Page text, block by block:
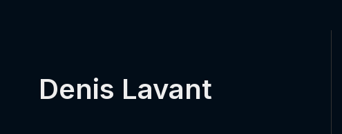
Denis Lavant